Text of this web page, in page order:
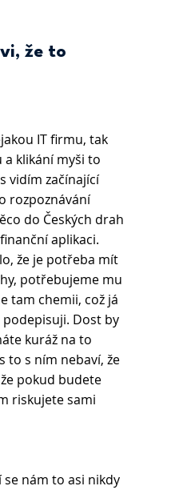
že to
IT firmu, tak
klikání myši to
vidím začínající
rozpoznávání
do Českých drah
aplikaci.
že je potřeba mít
potřebujeme mu
tam chemii, což já
Dost by
kuráž na to
to s ním nebaví, že
pokud budete
riskujete sami
nám to asi nikdy